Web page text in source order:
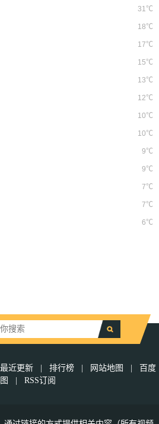
31℃
18℃
17℃
15℃
13℃
12℃
10℃
10℃
9℃
9℃
7℃
7℃
6℃
最近更新 排行榜 网站地图
百度
RSS订阅